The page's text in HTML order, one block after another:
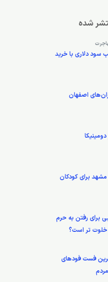
شده
دلاری با خرید
اصفهان
برای کودکان
برای رفتن به حرم
خلوت تر است؟
فست فودهای